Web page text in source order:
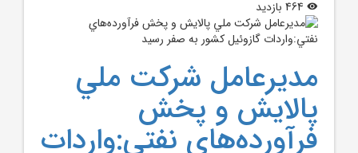
مديرعامل شرکت ملي
پالايش و پخش
فرآورده‌هاي نفتي:واردات